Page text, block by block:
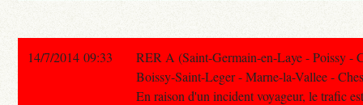
14/7/2014 09:33
RER A (Saint-Germain-en-Laye - Poissy -
Boissy-Saint-Leger - Marne-la-Vallee -
En raison d'un incident voyageur, le trafic